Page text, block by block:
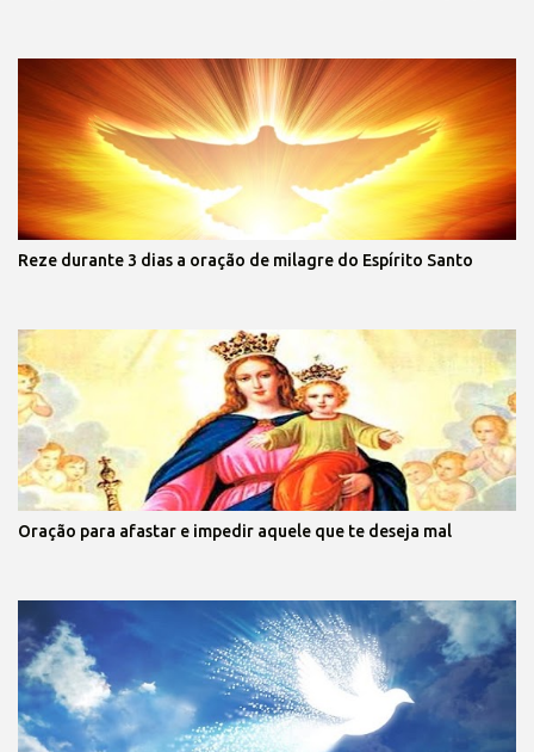
Reze durante 3 dias a oração de milagre do Espírito Santo
Oração para afastar e impedir aquele que te deseja mal